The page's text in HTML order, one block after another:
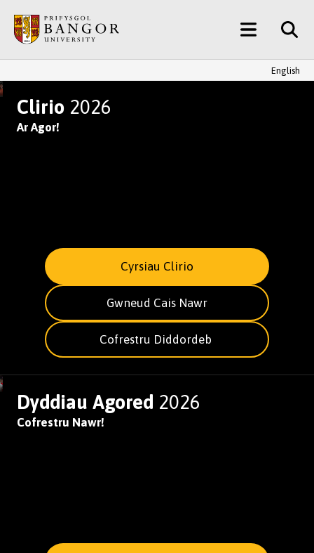
Prif
Gynnwys
Main
Menu
English
YMUNWCH AG UN O
Clirio 2026
Ar Agor!
Cyrsiau Clirio
Gwneud Cais Nawr
Cofrestru Diddordeb
Dyddiau Agored 2026
Cofrestru Nawr!